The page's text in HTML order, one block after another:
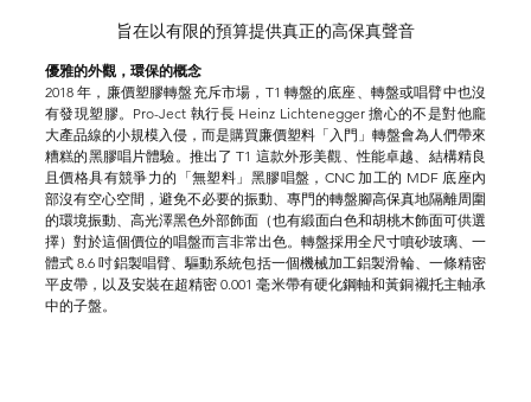
旨在以有限的預算提供真正的高保真聲音
優雅的外觀，環保的概念
2018 年，廉價塑膠轉盤充斥市場，T1 轉盤的底座、轉盤或唱臂中也沒
有發現塑膠。Pro-Ject 執行長 Heinz Lichtenegger 擔心的不是對他龐
大產品線的小規模入侵，而是購買廉價塑料「入門」轉盤會為人們帶來
糟糕的黑膠唱片體驗。推出了 T1 這款外形美觀、性能卓越、結構精良
且價格具有競爭力的「無塑料」黑膠唱盤，CNC 加工的 MDF 底座內
部沒有空心空間，避免不必要的振動、專門的轉盤腳高保真地隔離周圍
的環境振動、高光澤黑色外部飾面（也有緞面白色和胡桃木飾面可供選
擇）對於這個價位的唱盤而言非常出色。轉盤採用全尺寸噴砂玻璃、一
體式 8.6 吋鋁製唱臂、驅動系統包括一個機械加工鋁製滑輪、一條精密
平皮帶，以及安裝在超精密 0.001 毫米帶有硬化鋼軸和黃銅襯托主軸承
中的子盤。